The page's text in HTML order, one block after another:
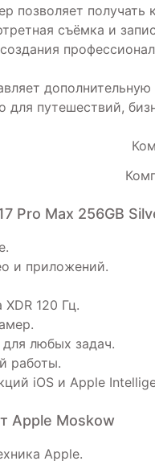
позволяет
съёмка и
для путешествий,
Pro Max 256GB
и приложений.
120 Гц.
любых задач.
работы.
iOS и Apple
Apple Moskow
Apple.